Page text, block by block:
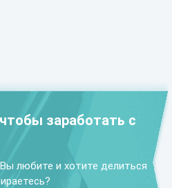
заработать с
любите и хотите делиться